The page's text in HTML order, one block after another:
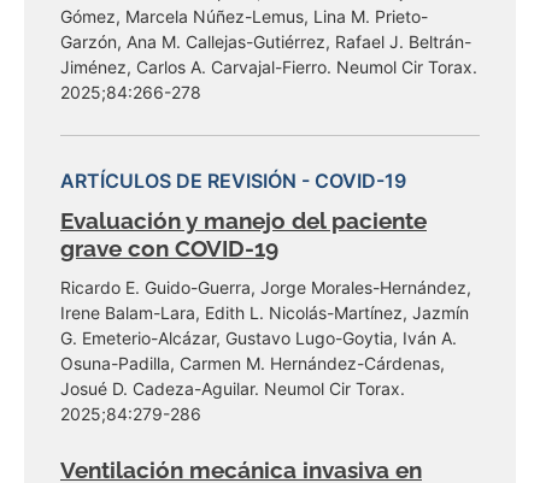
Gómez, Marcela Núñez-Lemus, Lina M. Prieto-
Garzón, Ana M. Callejas-Gutiérrez, Rafael J. Beltrán-
Jiménez, Carlos A. Carvajal-Fierro. Neumol Cir Torax.
2025;84:266-278
ARTÍCULOS DE REVISIÓN - COVID-19
Evaluación y manejo del paciente
grave con COVID-19
Ricardo E. Guido-Guerra, Jorge Morales-Hernández,
Irene Balam-Lara, Edith L. Nicolás-Martínez, Jazmín
G. Emeterio-Alcázar, Gustavo Lugo-Goytia, Iván A.
Osuna-Padilla, Carmen M. Hernández-Cárdenas,
Josué D. Cadeza-Aguilar. Neumol Cir Torax.
2025;84:279-286
Ventilación mecánica invasiva en